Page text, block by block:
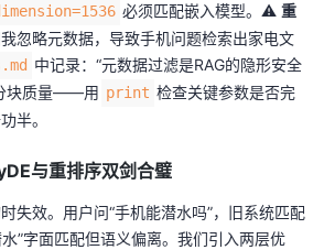
必须匹配嵌入模型。⚠️ 重
忽略元数据，导致手机问题检索出家电文
中记录：“元数据过滤是RAG的隐形安全
块质量——用 print 检查关键参数是否完
半。
与重排序双剑合璧
失效。用户问“手机能潜水吗”，旧系统匹配
水”字面匹配但语义偏离。我们引入两层优